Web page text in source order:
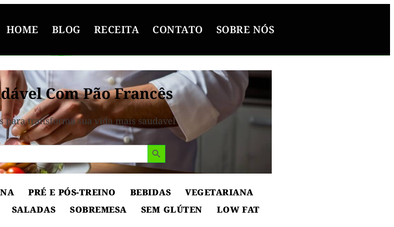
HOME BLOG RECEITA CONTATO SOBRE NÓS
Com Pão Francês
para transforma sua vida mais saudavel
Search Button
PRÉ E PÓS-TREINO BEBIDAS
VEGETARIANA
SALADAS SOBREMESA SEM GLÚTEN LOW FAT